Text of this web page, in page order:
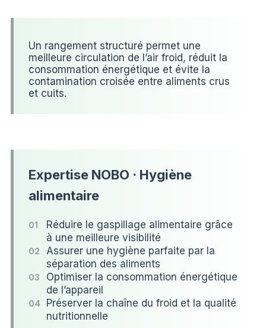
Un rangement structuré permet une
meilleure circulation de l’air froid, réduit la
consommation énergétique et évite la
contamination croisée entre aliments crus
et cuits.
Expertise NOBO · Hygiène
alimentaire
01
Réduire le gaspillage alimentaire grâce
à une meilleure visibilité
02
Assurer une hygiène parfaite par la
séparation des aliments
03
Optimiser la consommation énergétique
de l’appareil
04
Préserver la chaîne du froid et la qualité
nutritionnelle